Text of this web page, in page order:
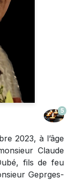
5
2023, à l’âge
Claude
fils de feu
Geprges-